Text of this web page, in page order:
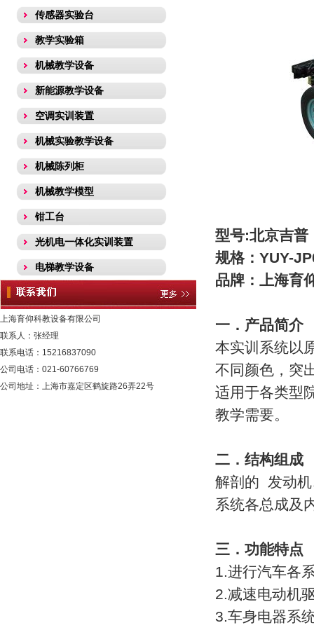
型号:北京吉普
规格：YUY-
品牌：上海育
一．产品简介
本实训系统以
不同颜色，突
适用于各类型
教学需要。
二．结构组成
解剖的 发动机
系统各总成及
三．功能特点
1.进行汽车各
2.减速电动机
3.车身电器系
传感器实验台
教学实验箱
机械教学设备
新能源教学设备
空调实训装置
机械实验教学设备
机械陈列柜
机械教学模型
钳工台
光机电一体化实训装置
电梯教学设备
热工类实验装置
流体力学实验装置
采暖通风实训装置
化工工程.化工工艺实训装置
化工原理实验装置
上海育仰科教设备有限公司
联系人：张经理
联系电话：15216837090
公司电话：021-60766769
公司地址：上海市嘉定区鹤旋路26弄22号